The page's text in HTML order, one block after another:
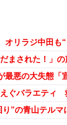
まされた！」の